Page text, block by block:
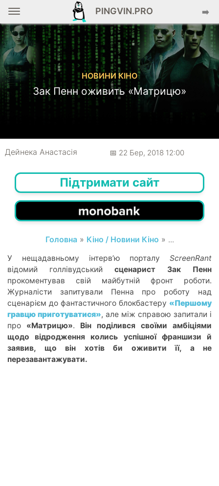
PINGVIN.PRO ➡️
НОВИНИ КІНО
Зак Пенн оживить «Матрицю»
Дейнека Анастасiя 📅 22 Бер, 2018 12:00
Підтримати сайт
Головна» Кіно / Новини Кіно » ...
У нещадавньому інтерв’ю порталу ScreenRant
відомий голлівудський сценарист Зак Пенн
прокоментував свій майбутній фронт роботи.
Журналісти запитували Пенна про роботу над
сценарієм до фантастичного блокбастеру «Першому
гравцю приготуватися», але між справою запитали і
про «Матрицю». Він поділився своїми амбіціями
щодо відродження колись успішної франшизи й
заявив, що він хотів би оживити її, а не
перезавантажувати.